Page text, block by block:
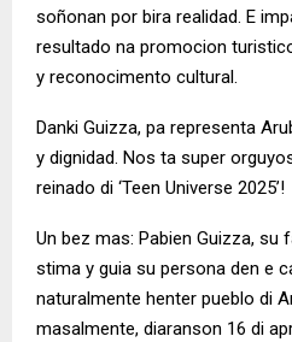
soñonan por bira realidad. E
resultado na promocion
y reconocimento cultural.
Danki Guizza, pa representa
y dignidad. Nos ta super
reinado di ‘Teen Universe 2025’!
Un bez mas: Pabien Guizza, su
stima y guia su persona den e
naturalmente henter pueblo di
masalmente, diaranson 16 di